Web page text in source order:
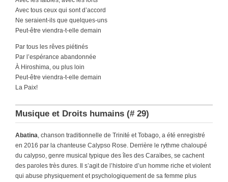
Avec tous ceux qui sont d’accord
Ne seraient-ils que quelques-uns
Peut-être viendra-t-elle demain
Par tous les rêves piétinés
Par l’espérance abandonnée
À Hiroshima, ou plus loin
Peut-être viendra-t-elle demain
La Paix!
Musique et Droits humains (# 29)
Abatina, chanson traditionnelle de Trinité et Tobago, a été enregistré
en 2016 par la chanteuse Calypso Rose. Derrière le rythme chaloupé
du calypso, genre musical typique des îles des Caraïbes, se cachent
des paroles très dures. Il s’agit de l’histoire d’un homme riche et violent
qui abuse physiquement et psychologiquement de sa femme plus